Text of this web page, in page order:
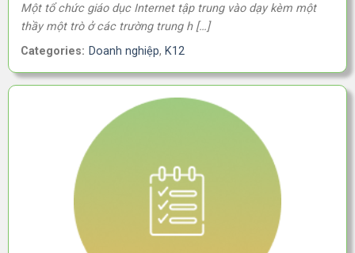
Một tổ chức giáo dục Internet tập trung vào dạy kèm một
thầy một trò ở các trường trung h […]
Categories: Doanh nghiệp, K12